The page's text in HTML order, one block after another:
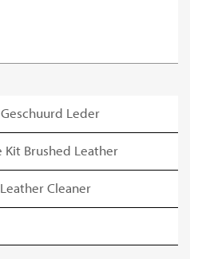
Leder
Kit Brushed Leather
Cleaner